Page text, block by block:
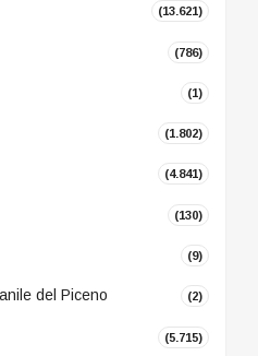
(13.621)
(786)
(1)
(1.802)
(4.841)
(130)
(9)
del Piceno (2)
(5.715)